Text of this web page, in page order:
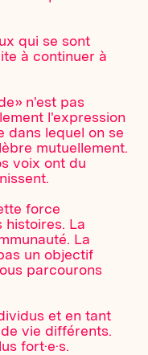
qui se sont
à continuer à
n'est pas
l'expression
dans lequel on se
mutuellement.
voix ont du
force
histoires. La
La
un objectif
parcourons
et en tant
vie différents.
fort·e·s.